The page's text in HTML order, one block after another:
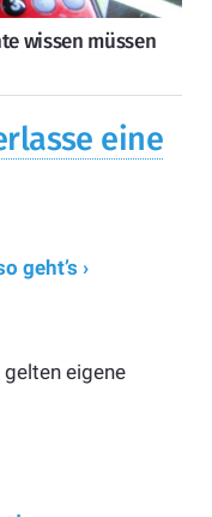
wissen müssen
eine
geht’s ›
eigene